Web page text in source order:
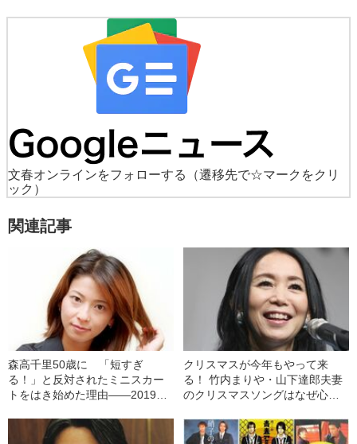
文春オンラインをフォローする
（遷移先で☆マークをクリ
ック）
関連記事
森高千里50歳に 「短すぎ
る！」と反対されたミニスカー
トをはき始めた理由――2019上
クリスマスが今年もやって来
る！ 竹内まりや・山下達郎夫妻
のクリスマスソングはなぜ心に